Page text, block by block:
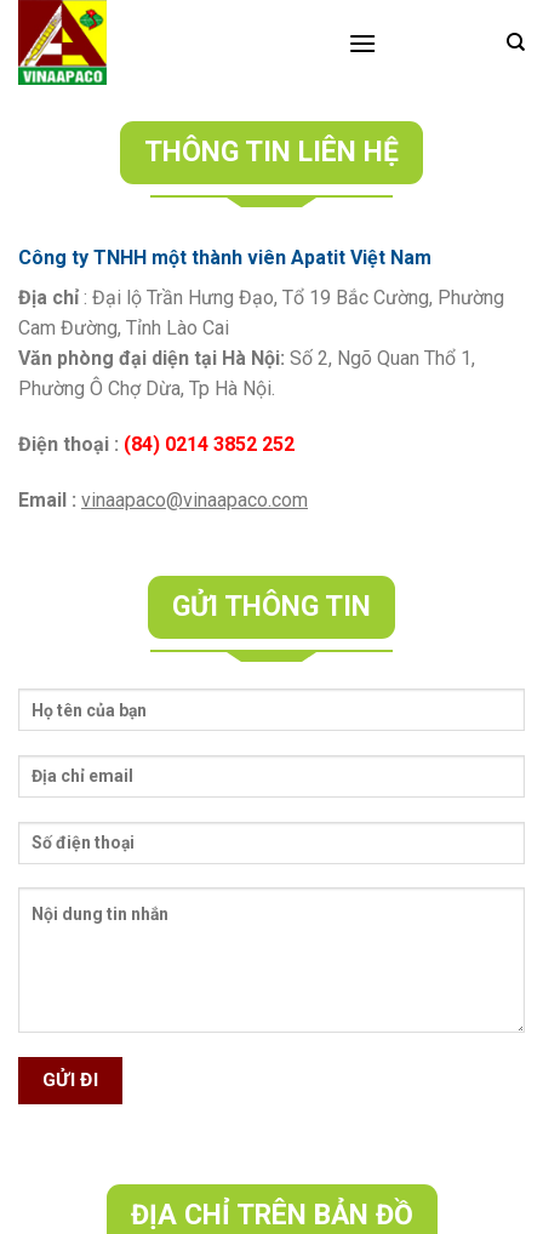
content
THÔNG TIN LIÊN HỆ
Công ty TNHH một thành viên Apatit Việt Nam
Địa chỉ : Đại lộ Trần Hưng Đạo, Tổ 19 Bắc Cường, Phường
Cam Đường, Tỉnh Lào Cai
Văn phòng đại diện tại Hà Nội: Số 2, Ngõ Quan Thổ 1,
Phường Ô Chợ Dừa, Tp Hà Nội.
Điện thoại : (84) 0214 3852 252
Email : vinaapaco@vinaapaco.com
GỬI THÔNG TIN
ĐỊA CHỈ TRÊN BẢN ĐỒ